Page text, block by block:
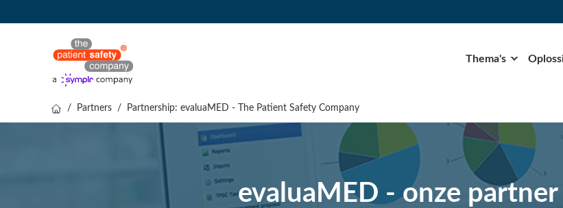
Thema's
/ Partners / Partnership: evaluaMED - The Patient Safety Company
evaluaMED - onze